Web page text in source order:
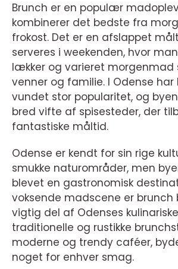
Brunch er en populær
kombinerer det bedste fra
frokost. Det er en afslappet
serveres i weekenden, hvor
lækker og varieret morgenmad
venner og familie. I Odense har
vundet stor popularitet, og
bred vifte af spisesteder, der
fantastiske måltid.
Odense er kendt for sin rige
smukke naturområder, men
blevet en gastronomisk
voksende madscene er brunch
vigtig del af Odenses
traditionelle og rustikke
moderne og trendy caféer,
noget for enhver smag.